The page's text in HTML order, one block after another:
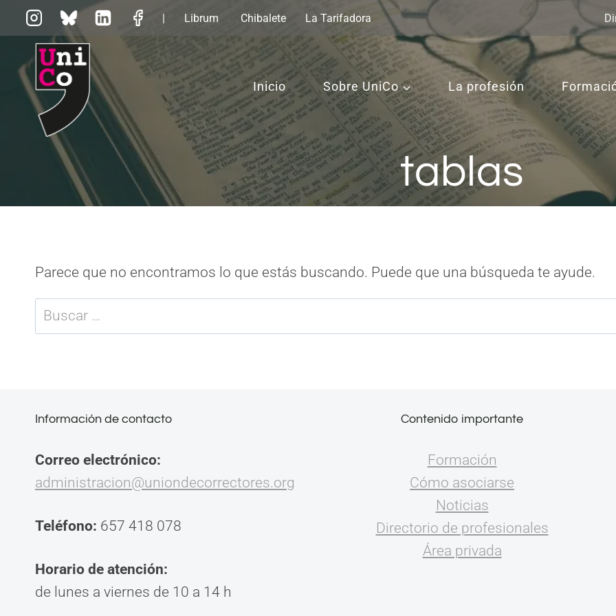
Saltar
al
contenido
| Librum Chibalete La Tarifadora
Inicio Sobre UniCo La profesión
tablas
Parece que no encontramos lo que estás buscando. Puede que una búsqueda te ayude.
Buscar:
Información de contacto
Correo electrónico:
administracion@uniondecorrectores.org
Teléfono: 657 418 078
Horario de atención:
de lunes a viernes de 10 a 14 h
Contenido importante
Formación
Cómo asociarse
Noticias
Directorio de profesionales
Área privada